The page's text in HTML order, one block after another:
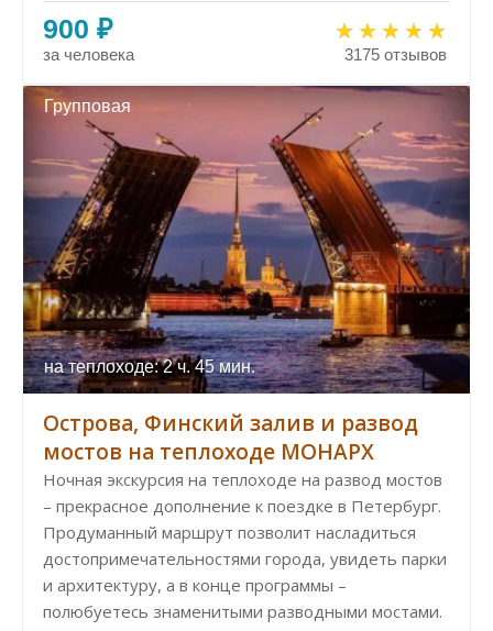
900 ₽
за человека 3175 отзывов
Групповая
на теплоходе: 2 ч. 45 мин.
Острова, Финский залив и развод
мостов на теплоходе МОНАРХ
Ночная экскурсия на теплоходе на развод мостов
– прекрасное дополнение к поездке в Петербург.
Продуманный маршрут позволит насладиться
достопримечательностями города, увидеть парки
и архитектуру, а в конце программы –
полюбуетесь знаменитыми разводными мостами.